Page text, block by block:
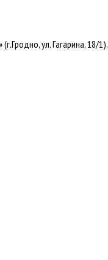
ул. Гагарина, 18/1).